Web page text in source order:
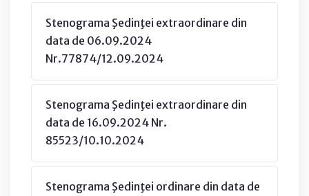
Stenograma Şedinţei extraordinare din
data de 06.09.2024
Nr.77874/12.09.2024
Stenograma Şedinţei extraordinare din
data de 16.09.2024 Nr.
85523/10.10.2024
Stenograma Şedinţei ordinare din data de